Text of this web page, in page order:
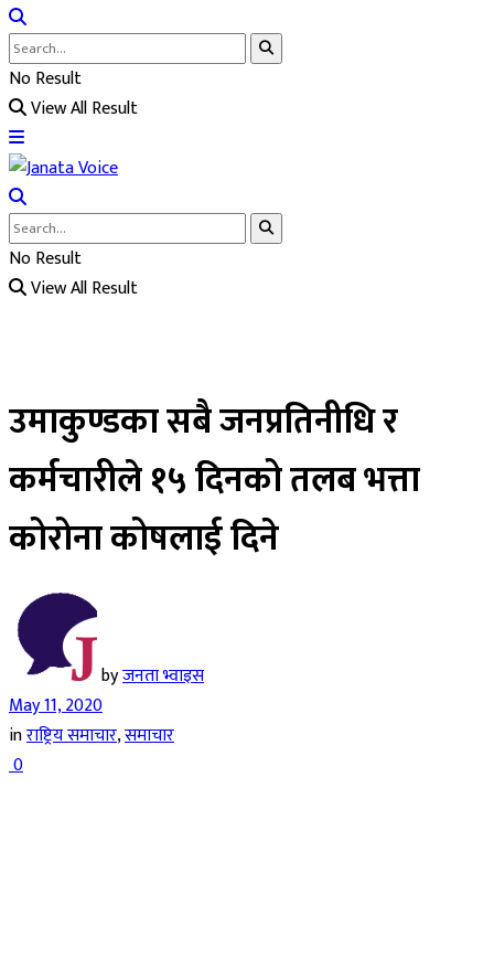
No Result
View All Result
No Result
View All Result
उमाकुण्डका सबै जनप्रतिनीधि र
कर्मचारीले १५ दिनको तलब भत्ता
कोरोना कोषलाई दिने
byजनता भ्वाइस
May 11, 2020
inराष्ट्रिय समाचार,समाचार
0